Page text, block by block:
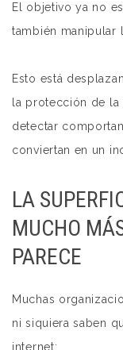
El objetivo ya no
también manipular
Esto está
la protección de
detectar
conviertan en un
LA
MUCHO
PARECE
Muchas
ni siquiera saben
internet: